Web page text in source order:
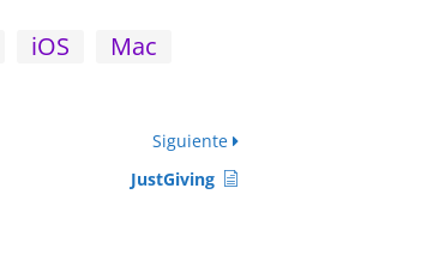
iOS
Mac
Siguiente
JustGiving